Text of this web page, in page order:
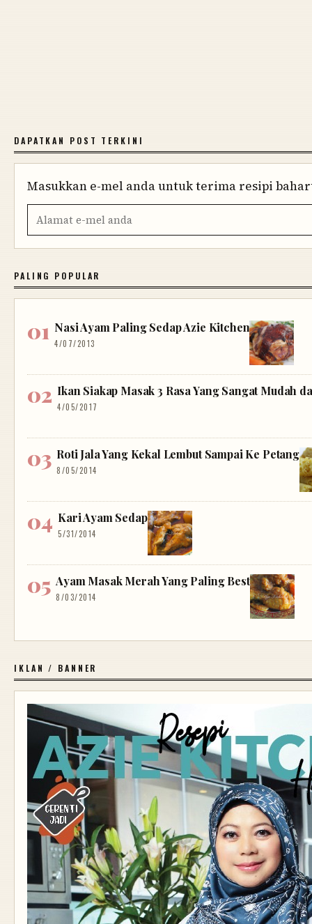
DAPATKAN POST TERKINI
Masukkan e-mel anda untuk terima resipi
PALING POPULAR
Nasi Ayam Paling Sedap Azie Kitchen
4/07/2013
Ikan Siakap Masak 3 Rasa Yang Sangat Mudah
4/05/2017
Roti Jala Yang Kekal Lembut Sampai Ke Petang
8/05/2014
Kari Ayam Sedap
5/31/2014
Ayam Masak Merah Yang Paling Best
8/03/2014
IKLAN / BANNER